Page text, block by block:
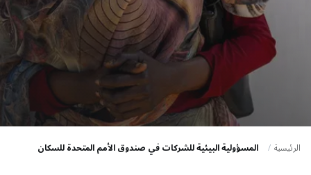
الرئيسية المسؤولية البيئية للشركات في صندوق الأمم المتحدة للسكان